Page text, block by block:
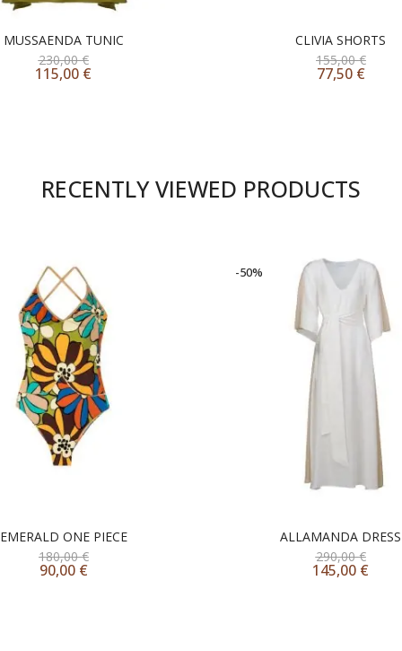
MUSSAENDA TUNIC
230,00€
115,00 €
CLIVIA SHORTS
155,00€
77,50 €
RECENTLY VIEWED PRODUCTS
EMERALD ONE PIECE
180,00€
90,00 €
-50%
ALLAMANDA DRESS
290,00€
145,00 €